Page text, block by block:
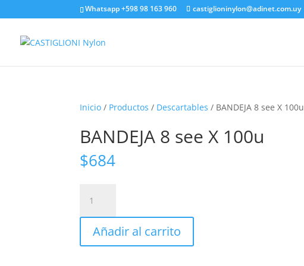
Whatsapp +598 98 163 960 castiglioninylon@adinet.com.uy
Inicio / Productos / Descartables / BANDEJA 8 see X 100u
BANDEJA 8 see X 100u
$684
see
100u
Añadir al carrito